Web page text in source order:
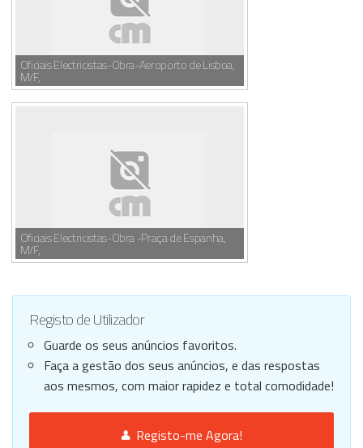
Oficiais Electricistas-Obra-Aeroporto de Lisboa,
M/F,
Oficiais Electricistas-Obra -Praça de Espanha,
M/F,
Registo de Utilizador
Guarde os seus anúncios favoritos.
Faça a gestão dos seus anúncios, e das respostas
aos mesmos, com maior rapidez e total comodidade!
Registo-me Agora!